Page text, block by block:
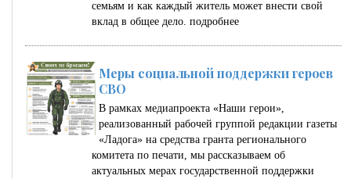
семьям и как каждый житель может внести свой
вклад в общее дело. подробнее
Меры социальной поддержки героев
СВО
В рамках медиапроекта «Наши герои»,
реализованный рабочей группой редакции газеты
«Ладога» на средства гранта регионального
комитета по печати, мы рассказываем об
актуальных мерах государственной поддержки